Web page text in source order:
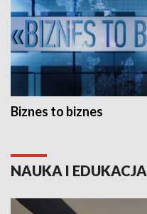
Biznes to biznes
NAUKA I EDUKACJA